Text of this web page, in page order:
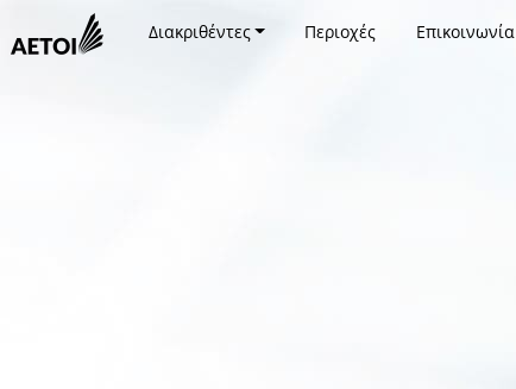
Διακριθέντες Περιοχές Επικοινωνία